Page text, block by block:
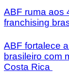
ABF ruma aos
franchising
ABF fortalece
brasileiro com
Costa Rica